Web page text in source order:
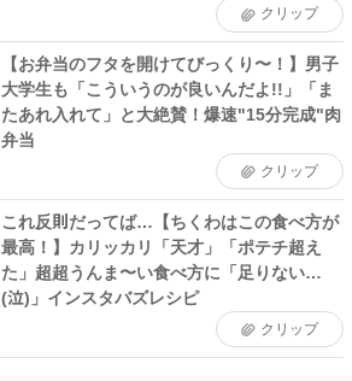
クリップ
【お弁当のフタを開けてびっくり〜！】男子
大学生も「こういうのが良いんだよ!!」「ま
たあれ入れて」と大絶賛！爆速"15分完成"肉
弁当
クリップ
これ反則だってば…【ちくわはこの食べ方が
最高！】カリッカリ「天才」「ポテチ超え
た」超超うんま〜い食べ方に「足りない…
(泣)」インスタバズレシピ
クリップ